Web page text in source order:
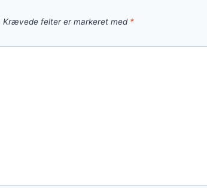
Krævede felter er markeret med *